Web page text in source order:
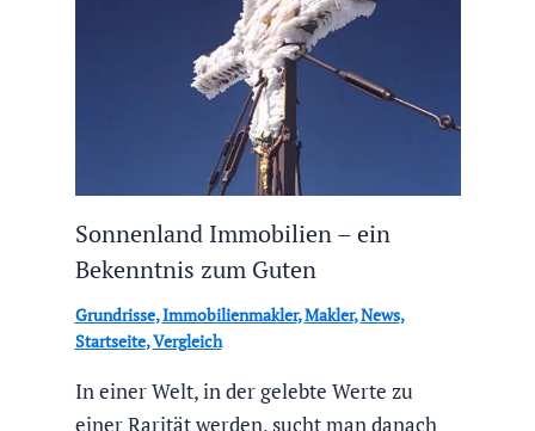
Sonnenland Immobilien – ein
Bekenntnis zum Guten
Grundrisse,Immobilienmakler,Makler,News,
Startseite,Vergleich
In einer Welt, in der gelebte Werte zu
einer Rarität werden, sucht man danach